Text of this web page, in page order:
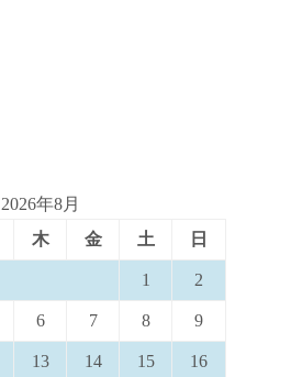
2026年8月
木 金 土 日
1 2
6 7 8 9
13 14 15 16